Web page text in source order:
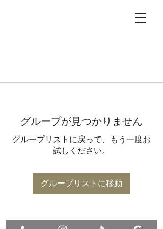
グループが見つかりません
グループリストに戻って、もう一度お
試しください。
グループリストに移動